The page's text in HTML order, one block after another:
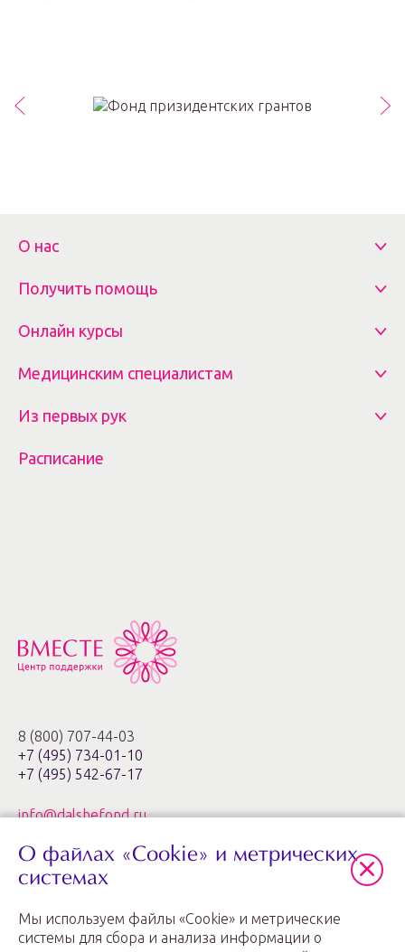
8 (800) 707-44-03
+7 (495) 734-01-10
+7 (495) 542-67-17
info@dalshefond.ru
119285, г. Москва,
ул. Минская, 1г, корп. 3, офис ХХIa,
График работы: пн.-пт. с 11:00 до 20:00
О нас
Получить помощь
Онлайн курсы
Медицинским специалистам
Из первых рук
Расписание
О файлах «Cookie» и метрических
системах
Мы используем файлы «Cookie» и метрические
системы для сбора и анализа информации о